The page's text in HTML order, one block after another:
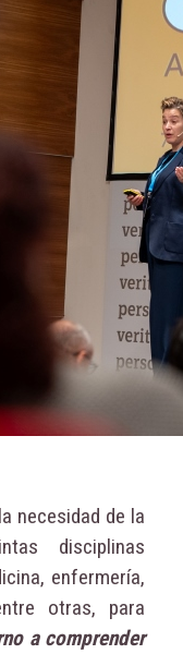
necesidad de la
disciplinas
enfermería,
otras, para
a comprender